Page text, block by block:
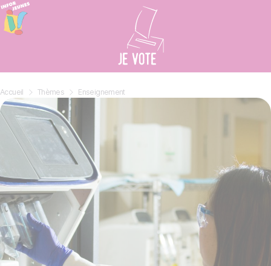
Accueil Thèmes Enseignement
Cookies beheer paneel